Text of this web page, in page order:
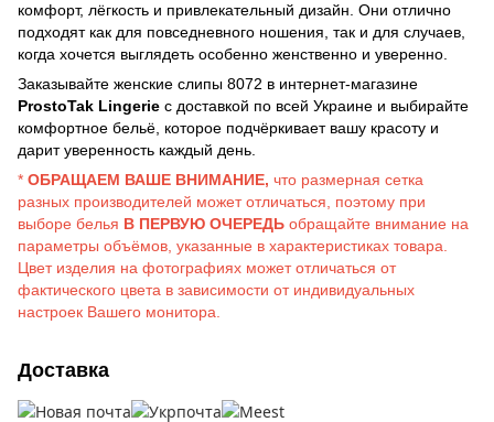
комфорт, лёгкость и привлекательный дизайн. Они отлично
подходят как для повседневного ношения, так и для случаев,
когда хочется выглядеть особенно женственно и уверенно.
Заказывайте женские слипы 8072 в интернет-магазине
ProstoTak Lingerie с доставкой по всей Украине и выбирайте
комфортное бельё, которое подчёркивает вашу красоту и
дарит уверенность каждый день.
* ОБРАЩАЕМ ВАШЕ ВНИМАНИЕ, что размерная сетка
разных производителей может отличаться, поэтому при
выборе белья В ПЕРВУЮ ОЧЕРЕДЬ обращайте внимание на
параметры объёмов, указанные в характеристиках товара.
Цвет изделия на фотографиях может отличаться от
фактического цвета в зависимости от индивидуальных
настроек Вашего монитора.
Доставка